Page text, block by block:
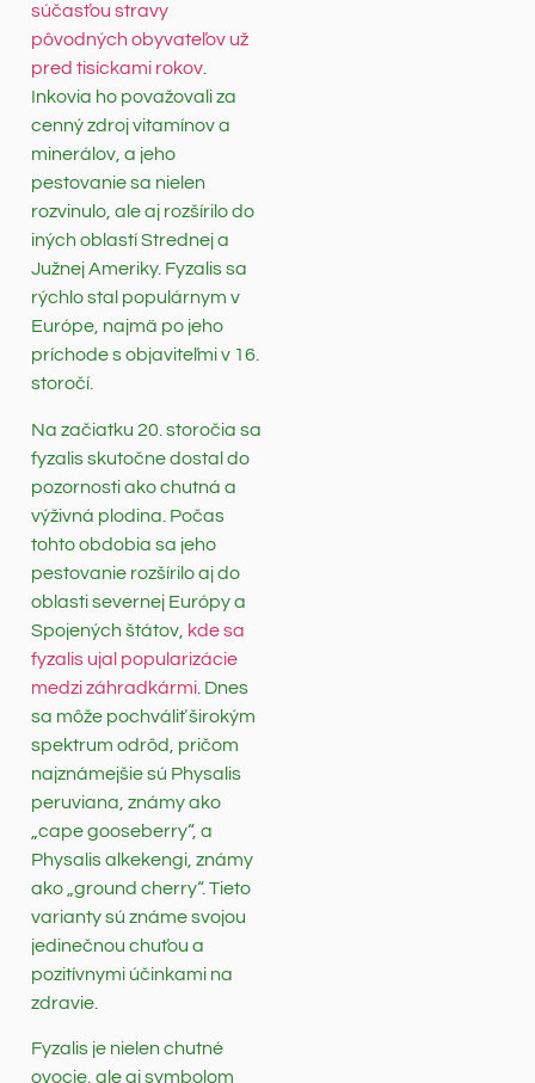
súčasťou stravy
pôvodných obyvateľov už
pred tisíckami rokov.
Inkovia ho považovali za
cenný zdroj vitamínov a
minerálov, a jeho
pestovanie sa nielen
rozvinulo, ale aj rozšírilo do
iných oblastí Strednej a
Južnej Ameriky. Fyzalis sa
rýchlo stal populárnym v
Európe, najmä po jeho
príchode s objaviteľmi v 16.
storočí.
Na začiatku 20. storočia sa
fyzalis skutočne dostal do
pozornosti ako chutná a
výživná plodina. Počas
tohto obdobia sa jeho
pestovanie rozšírilo aj do
oblasti severnej Európy a
Spojených štátov, kde sa
fyzalis ujal popularizácie
medzi záhradkármi . Dnes
sa môže pochváliť širokým
spektrum odrôd, pričom
najznámejšie sú Physalis
peruviana, známy ako
„cape gooseberry“, a
Physalis alkekengi, známy
ako „ground cherry“. Tieto
varianty sú známe svojou
jedinečnou chuťou a
pozitívnymi účinkami na
zdravie.
Fyzalis je nielen chutné
ovocie, ale aj symbolom